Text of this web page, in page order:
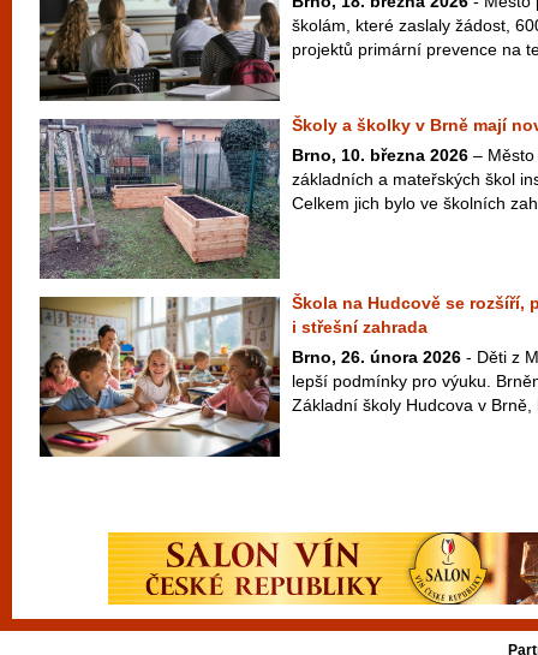
školám, které zaslaly žádost,
projektů primární prevence na
Školy a školky v Brně mají
Brno, 10. března 2026 –
základních a mateřských škol
Celkem jich bylo ve školních
Škola na Hudcově se rozšíří,
i střešní zahrada
Brno, 26. února 2026 - Děti z
lepší podmínky pro výuku.
Základní školy Hudcova v Brně,